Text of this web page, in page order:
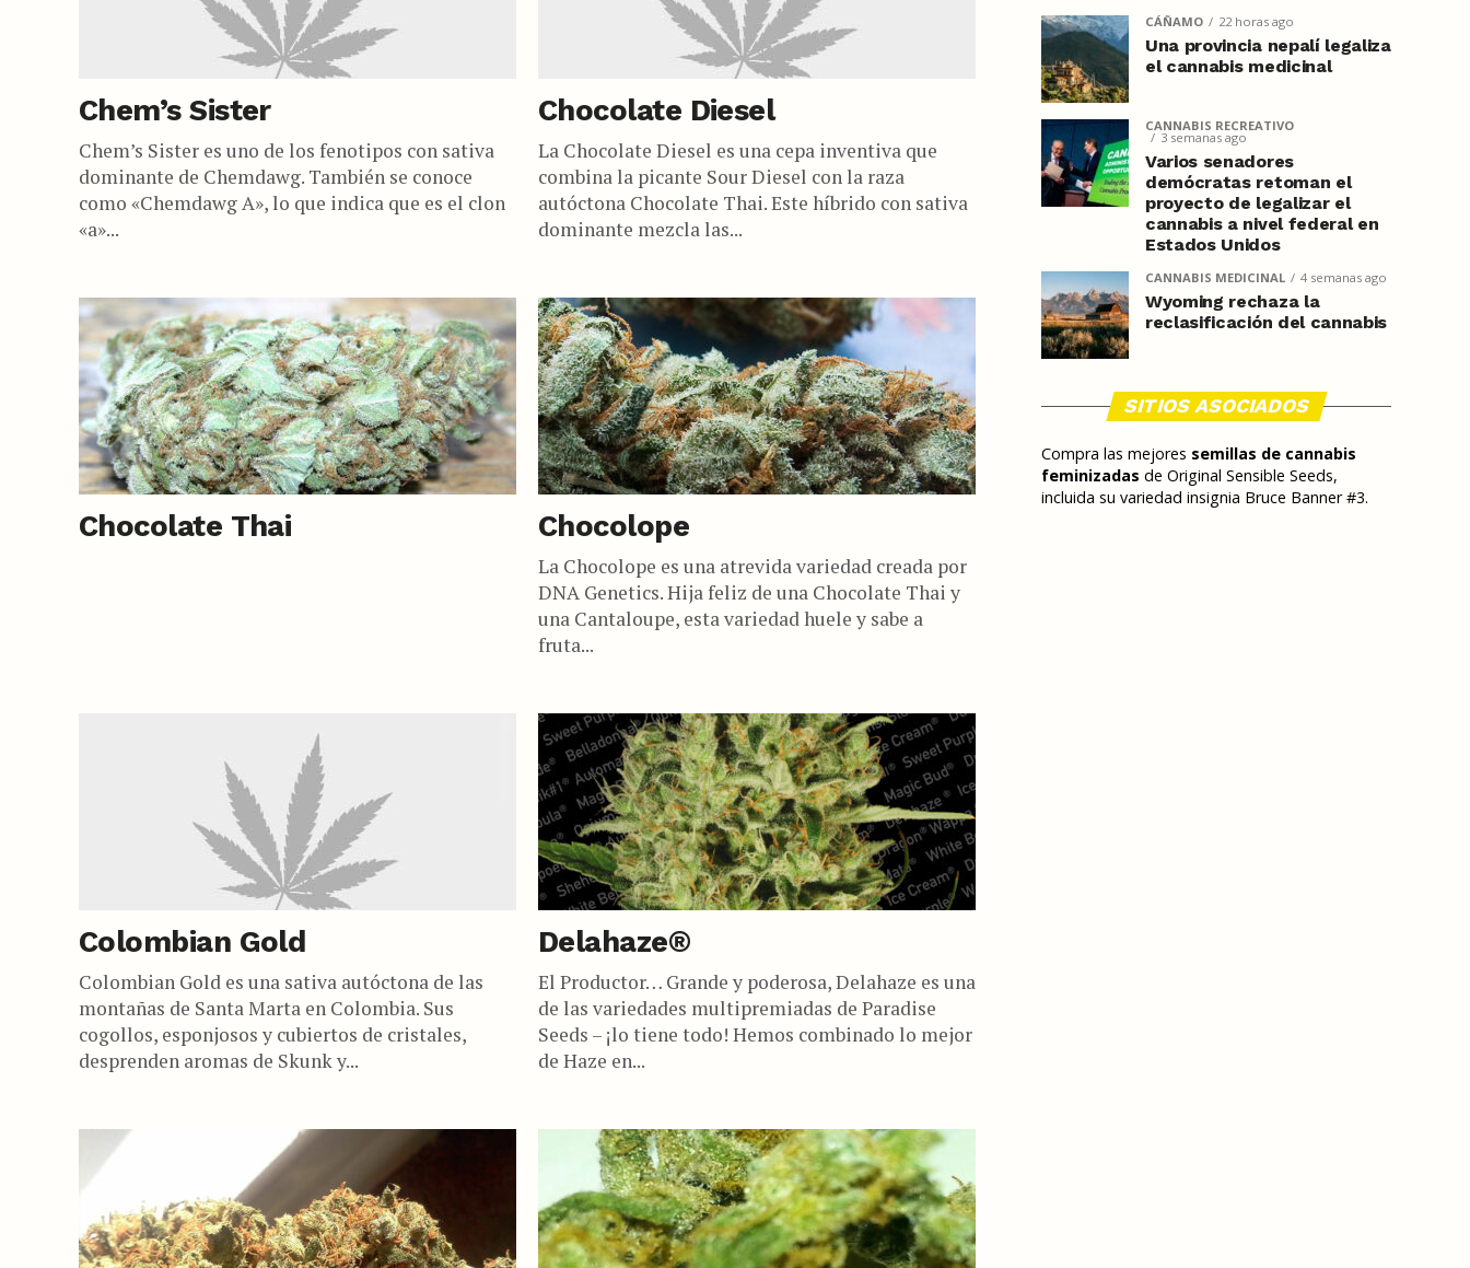
Chem’s Sister
Chem’s Sister es uno de los fenotipos con sativa
dominante de Chemdawg. También se conoce
como «Chemdawg A», lo que indica que es el clon
«a»...
Chocolate Diesel
La Chocolate Diesel es una cepa inventiva que
combina la picante Sour Diesel con la raza
autóctona Chocolate Thai. Este híbrido con sativa
dominante mezcla las...
Chocolate Thai Chocolope
La Chocolope es una atrevida variedad creada por
DNA Genetics. Hija feliz de una Chocolate Thai y
una Cantaloupe, esta variedad huele y sabe a
fruta...
Colombian Gold
Colombian Gold es una sativa autóctona de las
montañas de Santa Marta en Colombia. Sus
cogollos, esponjosos y cubiertos de cristales,
desprenden aromas de Skunk y...
Delahaze®
El Productor… Grande y poderosa, Delahaze es una
de las variedades multipremiadas de Paradise
Seeds – ¡lo tiene todo! Hemos combinado lo mejor
de Haze en...
CÁÑAMO 22 horas ago
Una provincia nepalí legaliza
el cannabis medicinal
CANNABIS RECREATIVO
3 semanas ago
Varios senadores
demócratas retoman el
proyecto de legalizar el
cannabis a nivel federal en
Estados Unidos
CANNABIS MEDICINAL 4 semanas ago
Wyoming rechaza la
reclasificación del cannabis
SITIOS ASOCIADOS
Compra las mejores semillas de cannabis
feminizadas de Original Sensible Seeds,
incluida su variedad insignia Bruce Banner #3.